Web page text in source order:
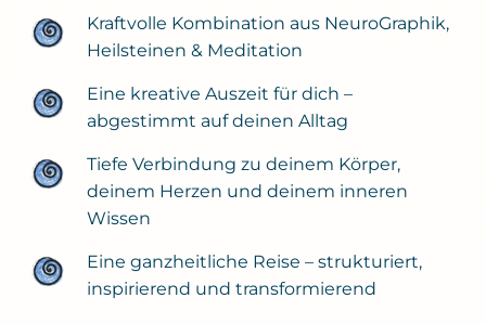
Kraftvolle Kombination aus NeuroGraphik,
Heilsteinen & Meditation
Eine kreative Auszeit für dich –
abgestimmt auf deinen Alltag
Tiefe Verbindung zu deinem Körper,
deinem Herzen und deinem inneren
Wissen
Eine ganzheitliche Reise – strukturiert,
inspirierend und transformierend